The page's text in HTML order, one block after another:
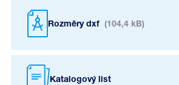
Rozměry dxf (104,4 kB)
Katalogový list